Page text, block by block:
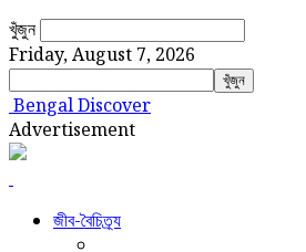
খুঁজুন
Friday, August 7, 2026
Bengal Discover
Advertisement
জীব-বৈচিত্র্য